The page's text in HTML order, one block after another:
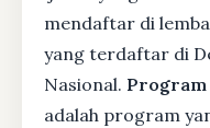
mendaftar di
yang terdaftar di
Nasional. Program
adalah program